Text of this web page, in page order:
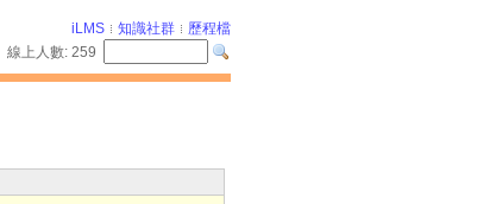
iLMS 知識社群
歷程檔
線上人數: 259